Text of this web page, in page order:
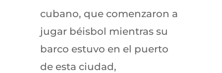
cubano, que comenzaron a
jugar béisbol mientras su
barco estuvo en el puerto
de esta ciudad,